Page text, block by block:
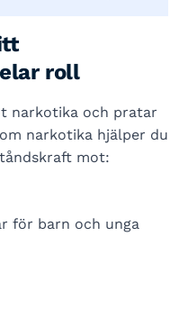
roll
narkotika och pratar
narkotika hjälper du
mot:
för barn och unga